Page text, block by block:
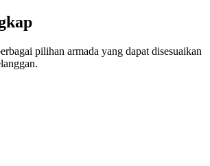
pilihan armada yang dapat disesuaikan